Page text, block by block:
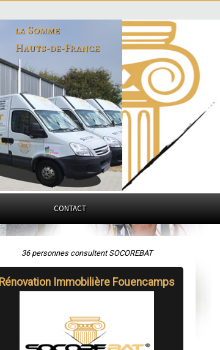
la Somme
Hauts-de-France
CONTACT
36 personnes consultent SOCOREBAT
Rénovation Immobilière Fouencamps